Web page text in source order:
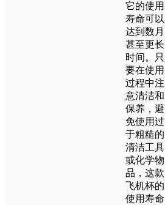
它的使用
寿命可以
达到数月
甚至更长
时间。只
要在使用
过程中注
意清洁和
保养，避
免使用过
于粗糙的
清洁工具
或化学物
品，这款
飞机杯的
使用寿命